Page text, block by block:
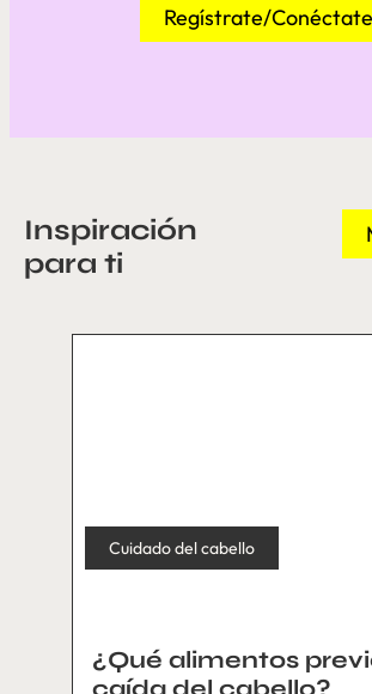
Regístrate/Conéctate
Inspiración
para ti
Cuidado del cabello
¿Qué alimentos